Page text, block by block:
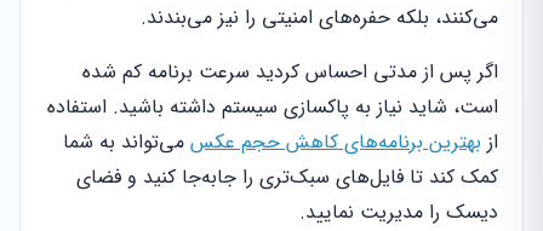
می‌کنند، بلکه حفره‌های امنیتی را نیز می‌بندند.
اگر پس از مدتی احساس کردید سرعت برنامه کم شده
است، شاید نیاز به پاکسازی سیستم داشته باشید. استفاده
از بهترین برنامه‌های کاهش حجم عکس می‌تواند به شما
کمک کند تا فایل‌های سبک‌تری را جابه‌جا کنید و فضای
دیسک را مدیریت نمایید.